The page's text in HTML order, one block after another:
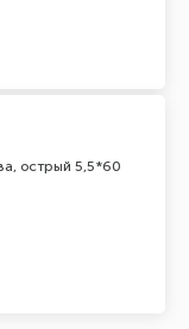
острый 5,5*60